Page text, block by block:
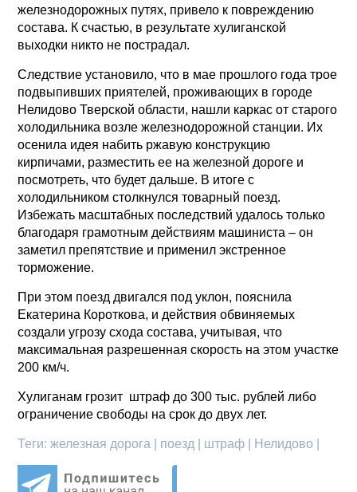
железнодорожных путях, привело к повреждению
состава. К счастью, в результате хулиганской
выходки никто не пострадал.
Следствие установило, что в мае прошлого года трое
подвыпивших приятелей, проживающих в городе
Нелидово Тверской области, нашли каркас от старого
холодильника возле железнодорожной станции. Их
осенила идея набить ржавую конструкцию
кирпичами, разместить ее на железной дороге и
посмотреть, что будет дальше. В итоге с
холодильником столкнулся товарный поезд.
Избежать масштабных последствий удалось только
благодаря грамотным действиям машиниста – он
заметил препятствие и применил экстренное
торможение.
При этом поезд двигался под уклон, пояснила
Екатерина Короткова, и действия обвиняемых
создали угрозу схода состава, учитывая, что
максимальная разрешенная скорость на этом участке
200 км/ч.
Хулиганам грозит штраф до 300 тыс. рублей либо
ограничение свободы на срок до двух лет.
Теги:железная дорога | поезд | штраф | Нелидово |